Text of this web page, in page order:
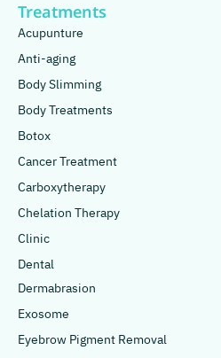
Treatments
Acupunture
Anti-aging
Body Slimming
Body Treatments
Botox
Cancer Treatment
Carboxytherapy
Chelation Therapy
Clinic
Dental
Dermabrasion
Exosome
Eyebrow Pigment Removal